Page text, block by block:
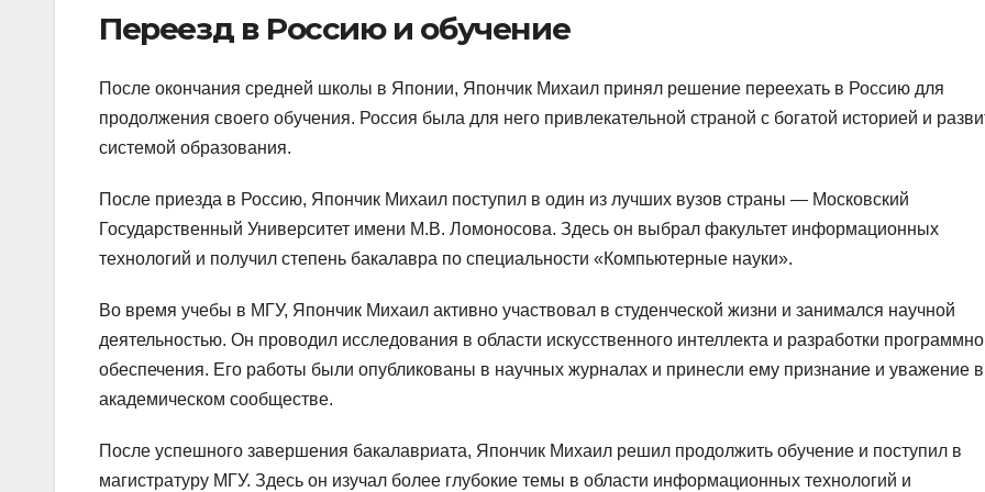
Переезд в Россию и обучение
После окончания средней школы в Японии, Япончик Михаил принял решение переехать в Россию для
продолжения своего обучения. Россия была для него привлекательной страной с богатой историей и
системой образования.
После приезда в Россию, Япончик Михаил поступил в один из лучших вузов страны — Московский
Государственный Университет имени М.В. Ломоносова. Здесь он выбрал факультет информационных
технологий и получил степень бакалавра по специальности «Компьютерные науки».
Во время учебы в МГУ, Япончик Михаил активно участвовал в студенческой жизни и занимался научной
деятельностью. Он проводил исследования в области искусственного интеллекта и разработки
обеспечения. Его работы были опубликованы в научных журналах и принесли ему признание и уважение в
академическом сообществе.
После успешного завершения бакалавриата, Япончик Михаил решил продолжить обучение и поступил в
магистратуру МГУ. Здесь он изучал более глубокие темы в области информационных технологий и